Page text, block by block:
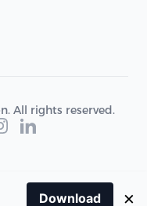
All rights reserved.
Download ×